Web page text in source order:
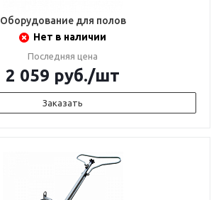
Оборудование для полов
Нет в наличии
Последняя цена
2 059 руб./шт
Заказать